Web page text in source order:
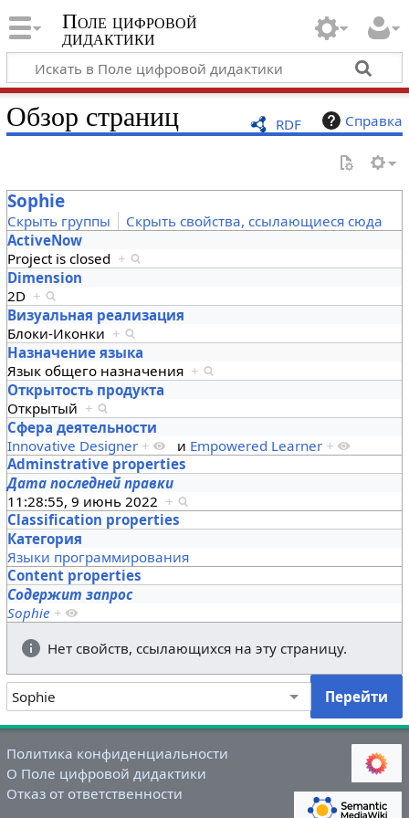
Поле цифровой
дидактики
RDF Справка
Обзор страниц
Sophie
Скрыть группы
Скрыть свойства, ссылающиеся сюда
ActiveNow
Project is closed +
Dimension
2D +
Визуальная реализация
Блоки-Иконки +
Назначение языка
Язык общего назначения +
Открытость продукта
Открытый +
Сфера деятельности
Innovative Designer + и Empowered Learner +
Adminstrative properties
Дата последней правки
11:28:55, 9 июнь 2022 +
Classification properties
Категория
Языки программирования
Content properties
Содержит запрос
Sophie +
Нет свойств, ссылающихся на эту страницу.
Политика конфиденциальности
О Поле цифровой дидактики
Отказ от ответственности